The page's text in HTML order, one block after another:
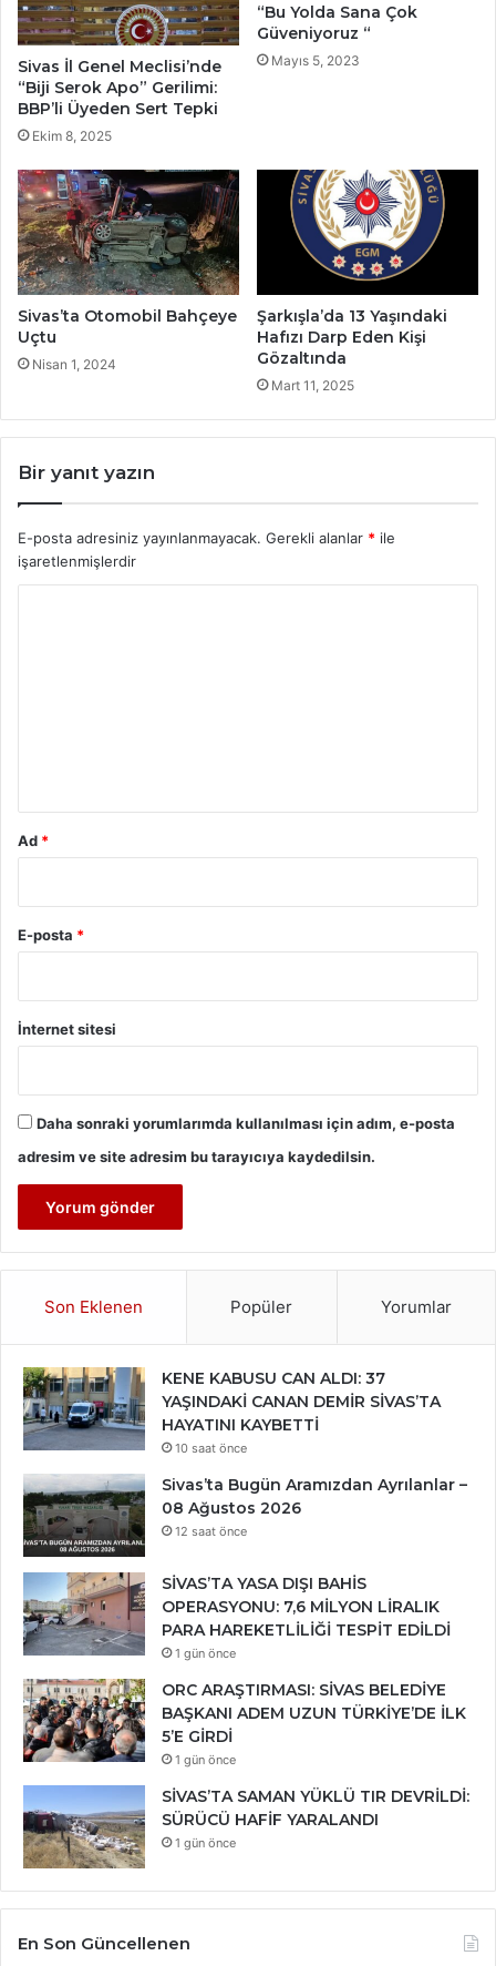
Sivas İl Genel Meclisi’nde
“Biji Serok Apo” Gerilimi:
BBP’li Üyeden Sert Tepki
Ekim 8, 2025
“Bu Yolda Sana Çok
Güveniyoruz “
Mayıs 5, 2023
Sivas’ta Otomobil Bahçeye
Uçtu
Nisan 1, 2024
Şarkışla’da 13 Yaşındaki
Hafızı Darp Eden Kişi
Gözaltında
Mart 11, 2025
Bir yanıt yazın
E-posta adresiniz yayınlanmayacak. Gerekli alanlar * ile
işaretlenmişlerdir
Ad *
E-posta *
İnternet sitesi
Daha sonraki yorumlarımda kullanılması için adım, e-posta
adresim ve site adresim bu tarayıcıya kaydedilsin.
Son Eklenen Popüler Yorumlar
KENE KABUSU CAN ALDI: 37
YAŞINDAKİ CANAN DEMİR SİVAS’TA
HAYATINI KAYBETTİ
10 saat önce
Sivas’ta Bugün Aramızdan Ayrılanlar –
08 Ağustos 2026
12 saat önce
SİVAS’TA YASA DIŞI BAHİS
OPERASYONU: 7,6 MİLYON LİRALIK
PARA HAREKETLİLİĞİ TESPİT EDİLDİ
1 gün önce
ORC ARAŞTIRMASI: SİVAS BELEDİYE
BAŞKANI ADEM UZUN TÜRKİYE’DE İLK
5’E GİRDİ
1 gün önce
SİVAS’TA SAMAN YÜKLÜ TIR DEVRİLDİ:
SÜRÜCÜ HAFİF YARALANDI
1 gün önce
En Son Güncellenen